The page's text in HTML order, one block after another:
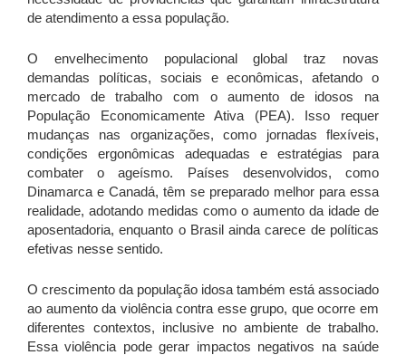
de atendimento a essa população.
O envelhecimento populacional global traz novas
demandas políticas, sociais e econômicas, afetando o
mercado de trabalho com o aumento de idosos na
População Economicamente Ativa (PEA). Isso requer
mudanças nas organizações, como jornadas flexíveis,
condições ergonômicas adequadas e estratégias para
combater o ageísmo. Países desenvolvidos, como
Dinamarca e Canadá, têm se preparado melhor para essa
realidade, adotando medidas como o aumento da idade de
aposentadoria, enquanto o Brasil ainda carece de políticas
efetivas nesse sentido.
O crescimento da população idosa também está associado
ao aumento da violência contra esse grupo, que ocorre em
diferentes contextos, inclusive no ambiente de trabalho.
Essa violência pode gerar impactos negativos na saúde